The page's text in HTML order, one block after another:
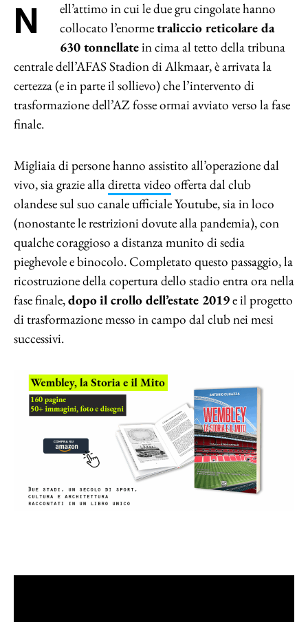
Nell’attimo in cui le due gru cingolate hanno collocato l’enormetraliccio reticolare da
630 tonnellatein cima al tetto della tribuna
centrale dell’AFAS Stadion di Alkmaar, è arrivata la
certezza (e in parte il sollievo) che l’intervento di
trasformazione dell’AZ fosse ormai avviato verso la fase
finale.
Migliaia di persone hanno assistito all’operazione dal
vivo, sia grazie alladiretta video offerta dal club
olandese sul suo canale ufficiale Youtube, sia in loco
(nonostante le restrizioni dovute alla pandemia), con
qualche coraggioso a distanza munito di sedia
pieghevole e binocolo. Completato questo passaggio, la
ricostruzione della copertura dello stadio entra ora nella
fase finale,dopoil crollo dell’estate 2019e il progetto
di trasformazione messo in campo dal club nei mesi
successivi.